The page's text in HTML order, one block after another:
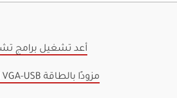
1. أعد تشغيل برامج
2. استخدم محول VGA-USB مزودًا بالطاقة